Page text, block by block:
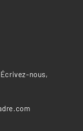
nous,